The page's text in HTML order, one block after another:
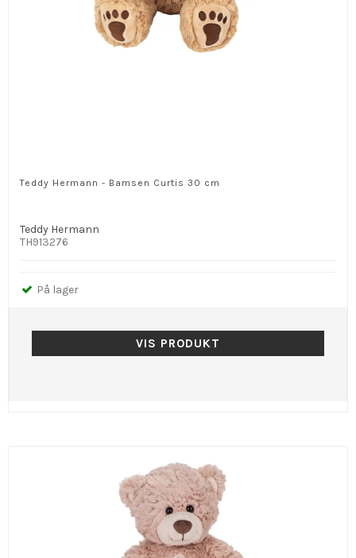
Teddy Hermann - Bamsen Curtis 30 cm
Teddy Hermann
TH913276
På lager
VIS PRODUKT